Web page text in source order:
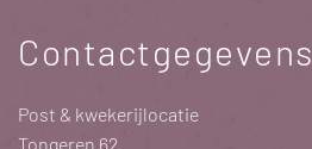
Contactgegevens
Post & kwekerijlocatie
Tongeren 62